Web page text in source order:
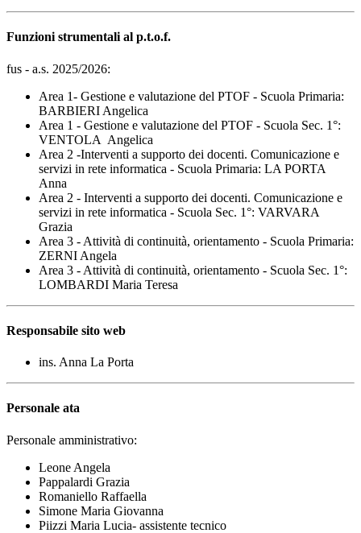
Funzioni strumentali al p.t.o.f.
fus - a.s. 2025/2026:
Area 1- Gestione e valutazione del PTOF - Scuola Primaria:
BARBIERI Angelica
Area 1 - Gestione e valutazione del PTOF - Scuola Sec. 1°:
VENTOLA Angelica
Area 2 -Interventi a supporto dei docenti. Comunicazione e
servizi in rete informatica - Scuola Primaria: LA PORTA
Anna
Area 2 - Interventi a supporto dei docenti. Comunicazione e
servizi in rete informatica - Scuola Sec. 1°: VARVARA
Grazia
Area 3 - Attività di continuità, orientamento - Scuola Primaria:
ZERNI Angela
Area 3 - Attività di continuità, orientamento - Scuola Sec. 1°:
LOMBARDI Maria Teresa
Responsabile sito web
ins. Anna La Porta
Personale ata
Personale amministrativo:
Leone Angela
Pappalardi Grazia
Romaniello Raffaella
Simone Maria Giovanna
Piizzi Maria Lucia- assistente tecnico